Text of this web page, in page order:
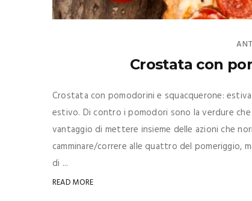
Crostata con
Crostata con pomodorini e squacquerone:
estivo. Di contro i pomodori sono la verdure
vantaggio di mettere insieme delle azioni che
camminare/correre alle quattro del pomeriggio,
di ...
READ MORE